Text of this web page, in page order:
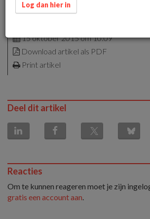
15 oktober 2015 om 10:09
Download artikel als PDF
Print artikel
Deel dit artikel
Reacties
Om te kunnen reageren moet je zijn
gratis een account aan.
Log dan hier in